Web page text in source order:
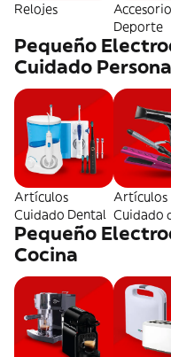
Relojes
Deporte
Pequeño
Cuidado
Artículos
Cuidado Dental
Artículos
Cuidado
Pelo
Pequeño
Cocina